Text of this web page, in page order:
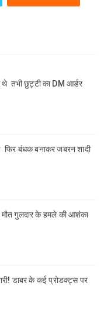
तभी छुट्टी का DM आर्डर
फिर बंधक बनाकर जबरन शादी
मौत गुलदार के हमले की आशंका
डाबर के कई प्रोडक्ट्स पर